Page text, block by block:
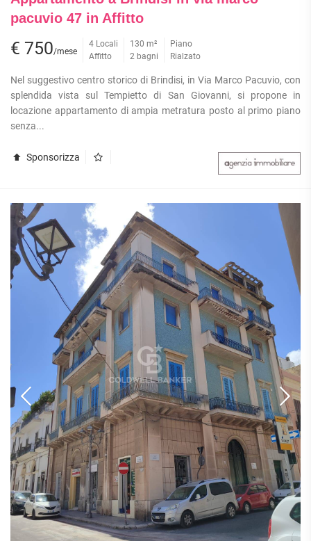
QUADRILOCALI
ATTICI
LOFT
MANSARDE
VILLE
RUSTICI E
UFFICI
COMMERCIALI
IN
GESTIONE
APPARTAMENTI
APPARTAMENTI
GIARDINO
APPARTAMENTI
CON BOX
METROPOLITANA
A
pacuvio 47 in Affitto
€ 750/mese
4 Locali
Affitto
130 m²
2 bagni
Piano
Rialzato
Nel suggestivo centro storico di Brindisi, in Via Marco Pacuvio, con
splendida vista sul Tempietto di San Giovanni, si propone in
locazione appartamento di ampia metratura posto al primo piano
senza...
Sponsorizza